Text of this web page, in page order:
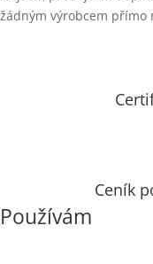
žádným výrobcem přímo
Ceník
Používám